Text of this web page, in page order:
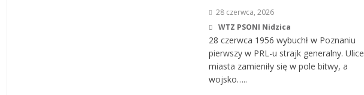
28 czerwca, 2026
WTZ PSONI Nidzica
28 czerwca 1956 wybuchł w Poznaniu
pierwszy w PRL-u strajk generalny. Ulice
miasta zamieniły się w pole bitwy, a
wojsko…..